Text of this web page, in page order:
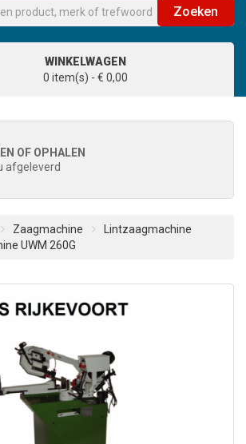
Zoeken
WINKELWAGEN
0 item(s) - € 0,00
OF OPHALEN
afgeleverd
Zaagmachine
Lintzaagmachine
UWM 260G